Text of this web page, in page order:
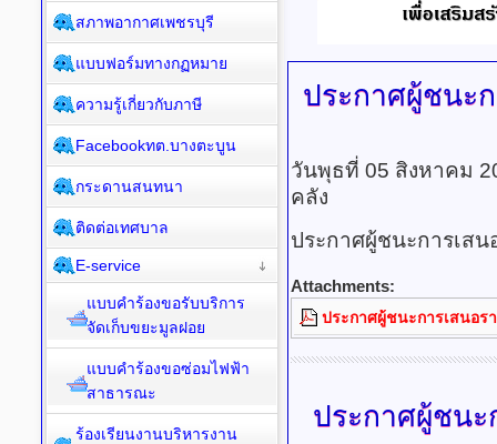
ประกาศผู้ชนะ
วันพุธที่ 05 สิงหาคม
คลัง
ประกาศผู้ชนะการเส
Attachments:
ประกาศผู้ชนะการเสนอ
ประกาศผู้ชนะ
สภาพอากาศเพชรบุรี
แบบฟอร์มทางกฏหมาย
ความรู้เกี่ยวกับภาษี
Facebookทต.บางตะบูน
กระดานสนทนา
ติดต่อเทศบาล
E-service
แบบคำร้องขอรับบริการ
จัดเก็บขยะมูลฝอย
แบบคำร้องขอซ่อมไฟฟ้า
สาธารณะ
ร้องเรียนงานบริหารงาน